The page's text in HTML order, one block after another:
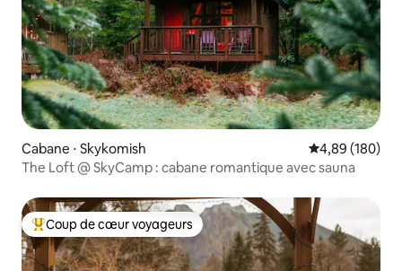
Cabane ⋅ Skykomish Évaluation
4,89 (180)
The Loft @ SkyCamp : cabane romantique avec sauna
Coups de cœur voyageurs les plus appréciés
Coup de cœur voyageurs